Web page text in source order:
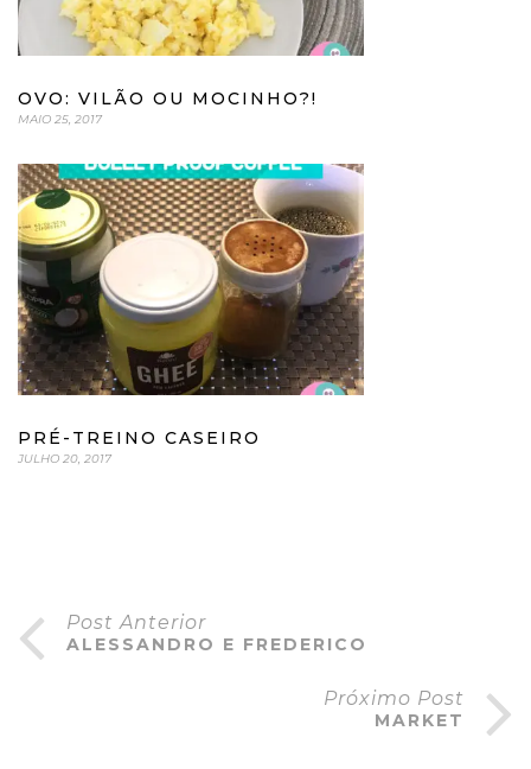
OVO: VILÃO OU MOCINHO?!
MAIO 25, 2017
PRÉ-TREINO CASEIRO
JULHO 20, 2017
Post Anterior
ALESSANDRO E FREDERICO
Próximo Post
MARKET